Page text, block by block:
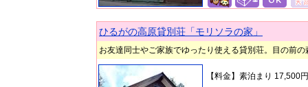
ひるがの高原貸別荘「モリソラの家」
お友達同士やご家族でゆったり使える貸別荘。目の前
【料金】素泊まり 17,500